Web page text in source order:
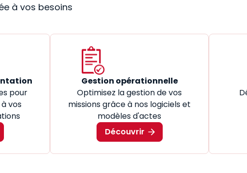
à vos besoins
pour
vos
Gestion opérationnelle
Optimisez la gestion de vos
missions grâce à nos logiciels et
modèles d'actes
Découvrir